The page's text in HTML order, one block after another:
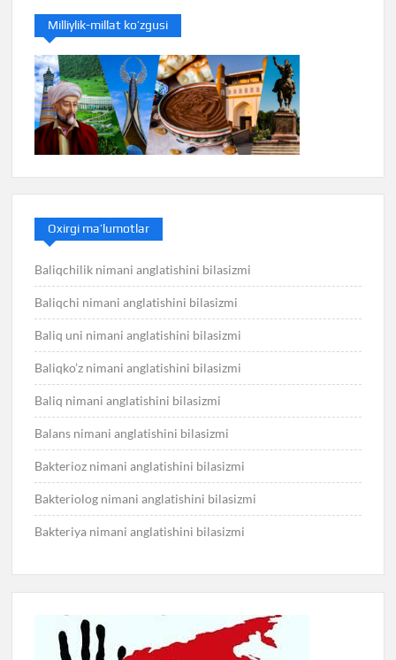
Milliylik-millat ko’zgusi
Oxirgi ma’lumotlar
Baliqchilik nimani anglatishini bilasizmi
Baliqchi nimani anglatishini bilasizmi
Baliq uni nimani anglatishini bilasizmi
Baliqko’z nimani anglatishini bilasizmi
Baliq nimani anglatishini bilasizmi
Balans nimani anglatishini bilasizmi
Bakterioz nimani anglatishini bilasizmi
Bakteriolog nimani anglatishini bilasizmi
Bakteriya nimani anglatishini bilasizmi